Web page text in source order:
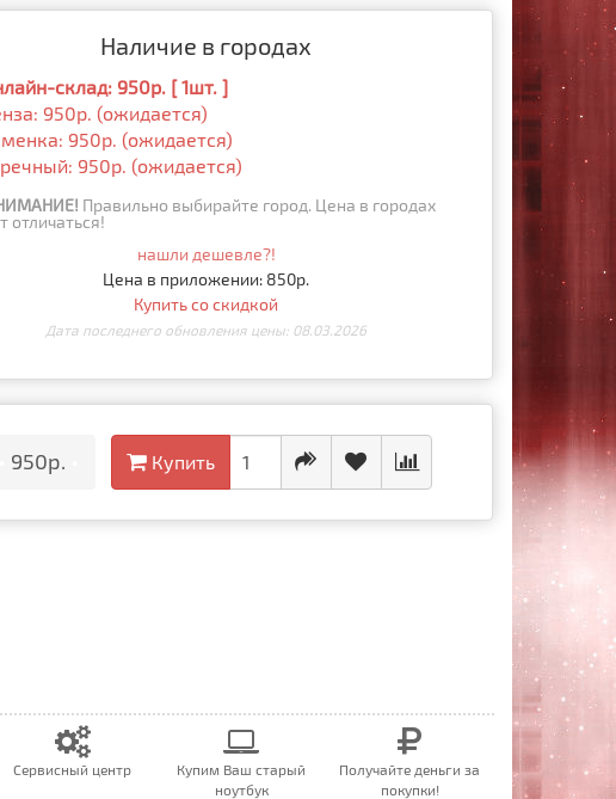
Наличие в городах
склад: 950р. [ 1шт. ]
950р. (ожидается)
950р. (ожидается)
950р. (ожидается)
Правильно выбирайте город. Цена в городах
отличаться!
нашли дешевле?!
Цена в приложении: 850р.
Купить со скидкой
Дата последнего обновления цены: 08.03.2026
950р. Купить
Сервисный центр
Купим Ваш старый
ноутбук
Получайте деньги за
покупки!